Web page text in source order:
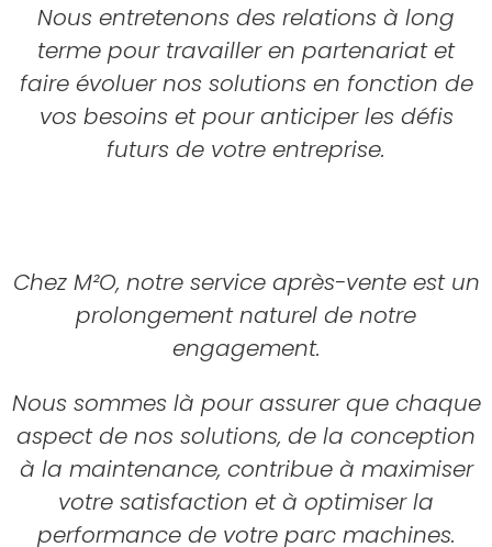
Nous entretenons des relations à long
terme pour travailler en partenariat et
faire évoluer nos solutions en fonction de
vos besoins et pour anticiper les défis
futurs de votre entreprise.
Chez M²O, notre service après-vente est un
prolongement naturel de notre
engagement.
Nous sommes là pour assurer que chaque
aspect de nos solutions, de la conception
à la maintenance, contribue à maximiser
votre satisfaction et à optimiser la
performance de votre parc machines.